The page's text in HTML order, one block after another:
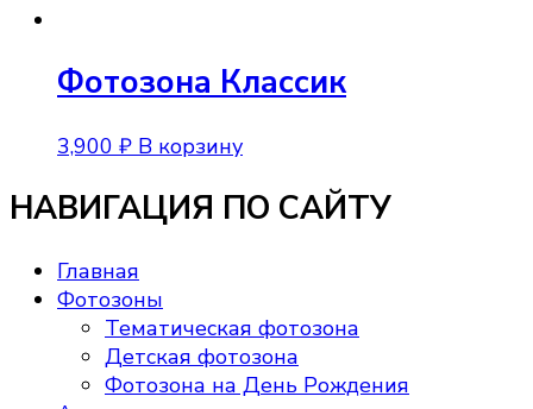
Фотозона Классик
3,900 ₽ В корзину
НАВИГАЦИЯ ПО САЙТУ
Главная
Фотозоны
Тематическая фотозона
Детская фотозона
Фотозона на День Рождения